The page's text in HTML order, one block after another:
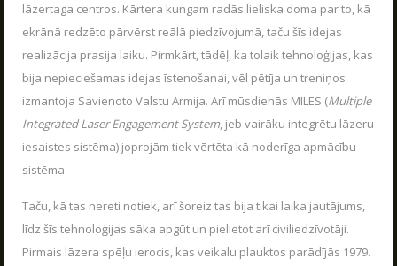
lāzertaga centros. Kārtera kungam radās lieliska doma par to, kā
ekrānā redzēto pārvērst reālā piedzīvojumā, taču šīs idejas
realizācija prasija laiku. Pirmkārt, tādēļ, ka tolaik tehnoloģijas, kas
bija nepieciešamas idejas īstenošanai, vēl pētīja un treniņos
izmantoja Savienoto Valstu Armija. Arī mūsdienās MILES (Multiple
Integrated Laser Engagement System, jeb vairāku integrētu lāzeru
iesaistes sistēma) joprojām tiek vērtēta kā noderīga apmācību
sistēma.
Taču, kā tas nereti notiek, arī šoreiz tas bija tikai laika jautājums,
līdz šīs tehnoloģijas sāka apgūt un pielietot arī civiliedzīvotāji.
Pirmais lāzera spēļu ierocis, kas veikalu plauktos parādījās 1979.
Uzzini, kā dzīvo Poligons
PARAKSTIES JAUNUMU SAŅEMŠANAI E-PASTĀ!
PARAKSTĪTIES